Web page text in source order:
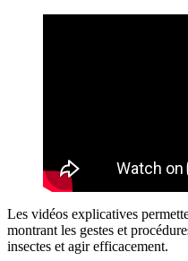
Les vidéos explicatives
montrant les gestes et
insectes et agir efficacement.